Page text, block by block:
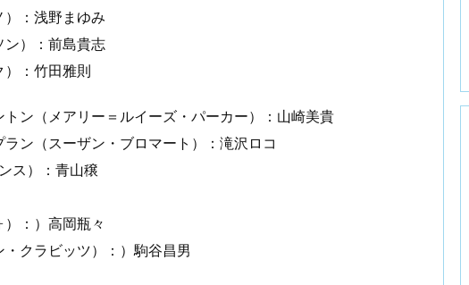
：浅野まゆみ
ン）：前島貴志
）：竹田雅則
ン（メアリー＝ルイーズ・パーカー）：山崎美貴
ン（スーザン・ブロマート）：滝沢ロコ
ス）：青山穣
）：）高岡瓶々
・クラビッツ）：）駒谷昌男